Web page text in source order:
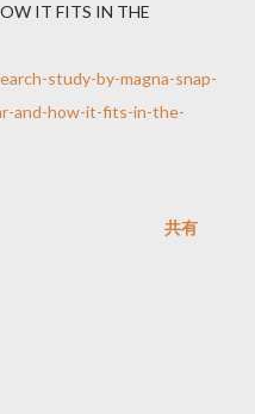
IT FITS IN THE
study-by-magna-snap-
and-how-it-fits-in-the-
共有